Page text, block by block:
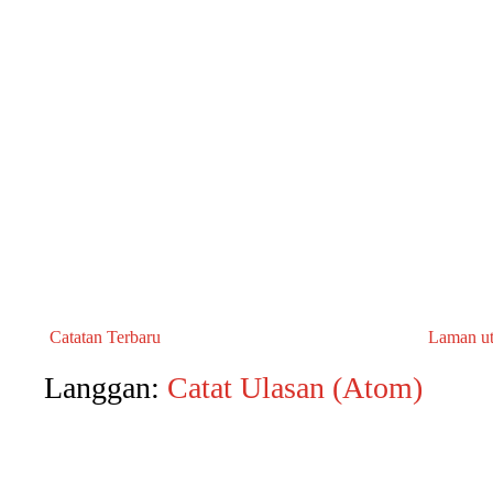
Catatan Terbaru Laman
Langgan: Catat Ulasan (Atom)